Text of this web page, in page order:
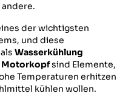
der wichtigsten
und diese
Wasserkühlung
Motorkopfsind Elemente,
Temperaturen erhitzen
kühlen wollen.